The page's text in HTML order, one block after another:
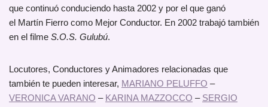
que continuó conduciendo hasta 2002 y por el que ganó
el Martín Fierro como Mejor Conductor. En 2002 trabajó también
en el filme S.O.S. Gulubú.
Locutores, Conductores y Animadores relacionadas que
también te pueden interesar, MARIANO PELUFFO –
VERONICA VARANO – KARINA MAZZOCCO – SERGIO